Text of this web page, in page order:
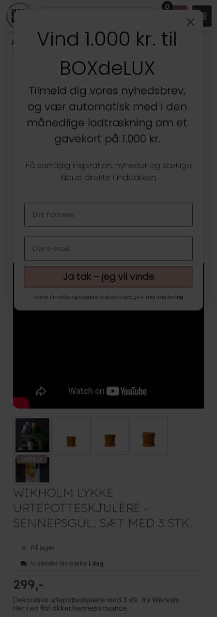
0
Produkter /Stuen Vaser, Krukker & Urtepotter
WIKHOLM LYKKE
URTEPOTTESKJULERE -
SENNEPSGUL, SÆT MED 3 STK.
På lager
Vi sender din pakke i dag
299
Dekorative urtepotteskjulere med 3 stk. fra Wikholm.
Her i en flot okker/senneps nuance.
Vind 1.000 kr. til
BOXdeLUX
Tilmeld dig vores nyhedsbrev,
og vær automatisk med i den
månedlige lodtrækning om et
gavekort på 1.000 kr.
Få samtidig inspiration, nyheder og særlige
tilbud direkte i indbakken.
Ja tak – jeg vil vinde
Ved at tilmelde dig accepterer du at modtage e-mail marketing